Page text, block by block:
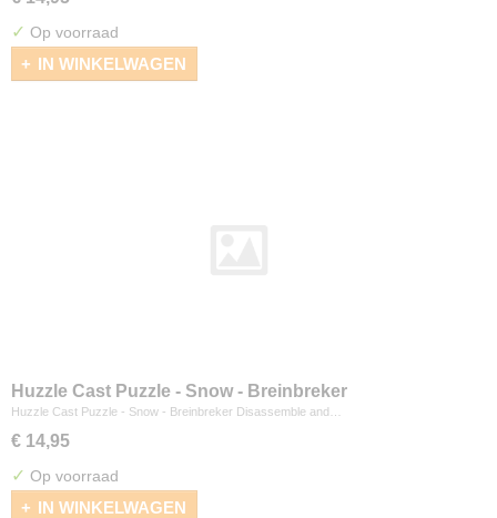
✓ Op voorraad
IN WINKELWAGEN
Huzzle Cast Puzzle - Snow - Breinbreker
Huzzle Cast Puzzle - Snow - Breinbreker Disassemble and…
€ 14,95
✓ Op voorraad
IN WINKELWAGEN